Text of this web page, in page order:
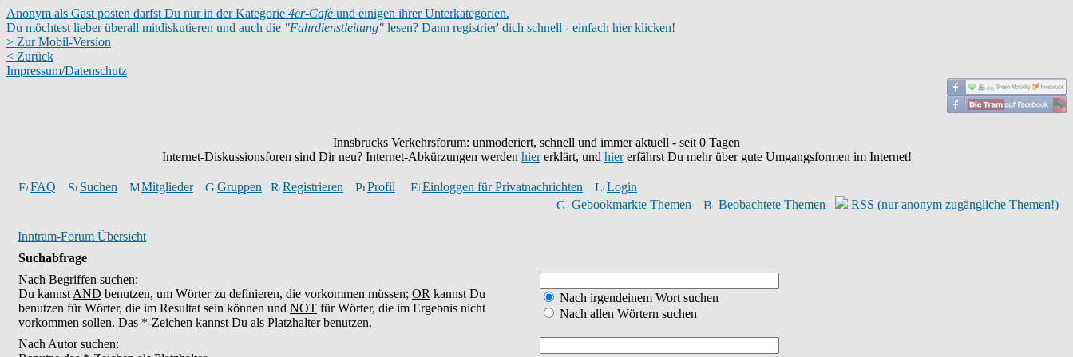
Anonym als Gast posten darfst Du nur in der Kategorie 4er-Cafè und einigen ihrer Unterkategorien.
Du möchtest lieber überall mitdiskutieren und auch die "Fahrdienstleitung" lesen? Dann registrier' dich schnell - einfach hier klicken!
> Zur Mobil-Version
< Zurück
Impressum/Datenschutz
Innsbrucks Verkehrsforum: unmoderiert, schnell und immer aktuell - seit 0 Tagen
Internet-Diskussionsforen sind Dir neu? Internet-Abkürzungen werden hiererklärt, und hiererfährst Du mehr über gute Umgangsformen im Internet!
FAQ Suchen Mitglieder Gruppen Registrieren Profil Einloggen für Privatnachrichten
Login
Gebookmarkte Themen
Beobachtete Themen RSS (nur anonym zugängliche Themen!)
Inntram-Forum Übersicht
Suchabfrage
Nach Begriffen suchen:
Du kannst AND benutzen, um Wörter zu definieren, die vorkommen müssen; OR kannst Du
benutzen für Wörter, die im Resultat sein können und NOT für Wörter, die im Ergebnis nicht
vorkommen sollen. Das *-Zeichen kannst Du als Platzhalter benutzen.
Nach irgendeinem Wort suchen
Nach allen Wörtern suchen
Nach Autor suchen: